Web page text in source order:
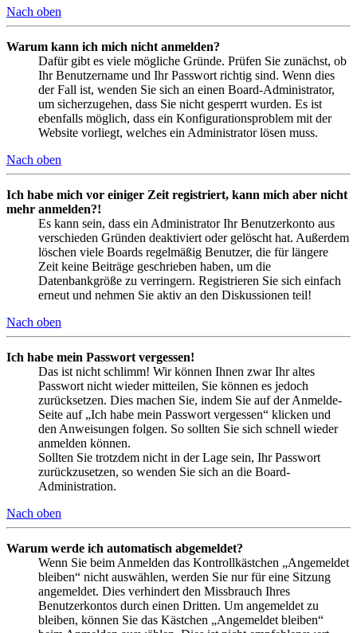
Nach oben
Warum kann ich mich nicht anmelden?
Dafür gibt es viele mögliche Gründe. Prüfen Sie zunächst, ob
Ihr Benutzername und Ihr Passwort richtig sind. Wenn dies
der Fall ist, wenden Sie sich an einen Board-Administrator,
um sicherzugehen, dass Sie nicht gesperrt wurden. Es ist
ebenfalls möglich, dass ein Konfigurationsproblem mit der
Website vorliegt, welches ein Administrator lösen muss.
Nach oben
Ich habe mich vor einiger Zeit registriert, kann mich aber nicht
mehr anmelden?!
Es kann sein, dass ein Administrator Ihr Benutzerkonto aus
verschieden Gründen deaktiviert oder gelöscht hat. Außerdem
löschen viele Boards regelmäßig Benutzer, die für längere
Zeit keine Beiträge geschrieben haben, um die
Datenbankgröße zu verringern. Registrieren Sie sich einfach
erneut und nehmen Sie aktiv an den Diskussionen teil!
Nach oben
Ich habe mein Passwort vergessen!
Das ist nicht schlimm! Wir können Ihnen zwar Ihr altes
Passwort nicht wieder mitteilen, Sie können es jedoch
zurücksetzen. Dies machen Sie, indem Sie auf der Anmelde-
Seite auf „Ich habe mein Passwort vergessen“ klicken und
den Anweisungen folgen. So sollten Sie sich schnell wieder
anmelden können.
Sollten Sie trotzdem nicht in der Lage sein, Ihr Passwort
zurückzusetzen, so wenden Sie sich an die Board-
Administration.
Nach oben
Warum werde ich automatisch abgemeldet?
Wenn Sie beim Anmelden das Kontrollkästchen „Angemeldet
bleiben“ nicht auswählen, werden Sie nur für eine Sitzung
angemeldet. Dies verhindert den Missbrauch Ihres
Benutzerkontos durch einen Dritten. Um angemeldet zu
bleiben, können Sie das Kästchen „Angemeldet bleiben“